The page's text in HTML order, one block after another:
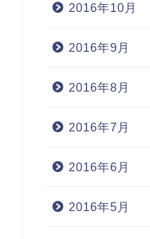
2016年10月
2016年9月
2016年8月
2016年7月
2016年6月
2016年5月